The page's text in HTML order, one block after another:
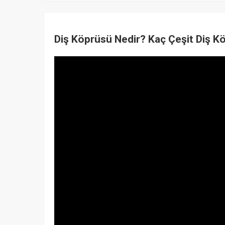
Diş Köprüsü Nedir? Kaç Çeşit Diş